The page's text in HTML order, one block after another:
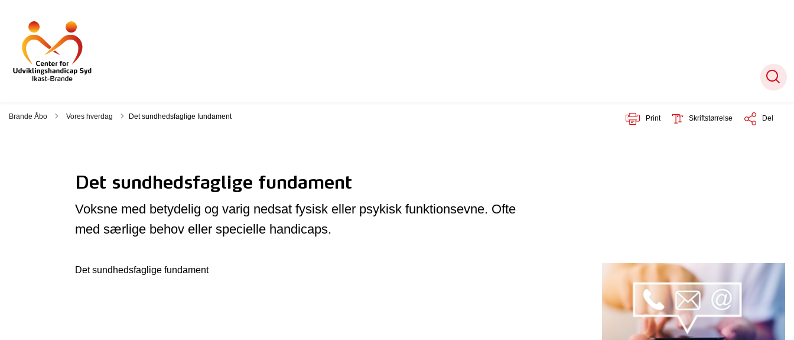
Brande Åbo Tilbage til
Vores hverdag Det sundhedsfaglige fundament Print Skriftstørrelse Del
Det sundhedsfaglige fundament
Voksne med betydelig og varig nedsat fysisk eller psykisk funktionsevne. Ofte
med særlige behov eller specielle handicaps.
Det sundhedsfaglige fundament